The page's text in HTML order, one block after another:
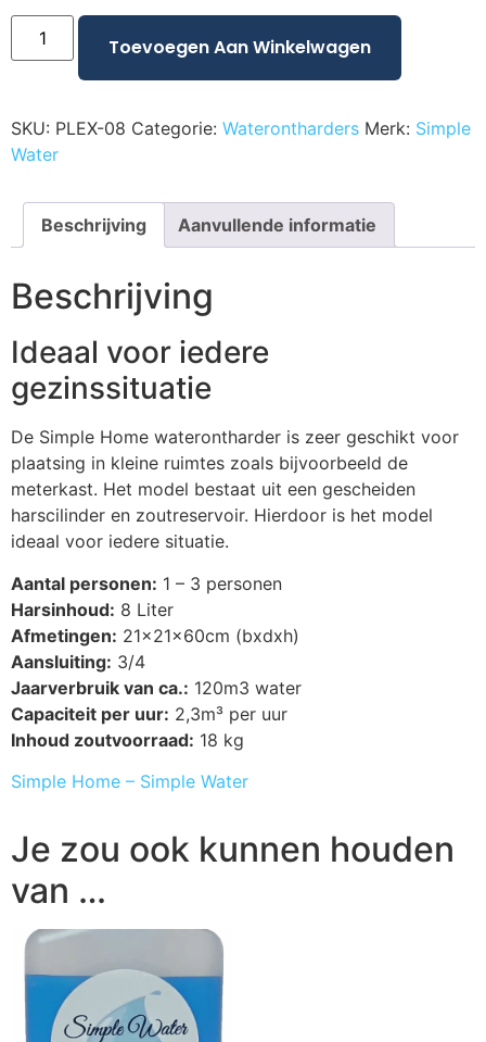
Toevoegen Aan Winkelwagen
SKU: PLEX-08 Categorie: Waterontharders Merk: Simple
Water
Beschrijving Aanvullende informatie
Beschrijving
Ideaal voor iedere
gezinssituatie
De Simple Home waterontharder is zeer geschikt voor
plaatsing in kleine ruimtes zoals bijvoorbeeld de
meterkast. Het model bestaat uit een gescheiden
harscilinder en zoutreservoir. Hierdoor is het model
ideaal voor iedere situatie.
Aantal personen: 1 – 3 personen
Harsinhoud: 8 Liter
Afmetingen: 21x21x60cm (bxdxh)
Aansluiting: 3/4
Jaarverbruik van ca.: 120m3 water
Capaciteit per uur: 2,3m³ per uur
Inhoud zoutvoorraad: 18 kg
Simple Home – Simple Water
Je zou ook kunnen houden
van …